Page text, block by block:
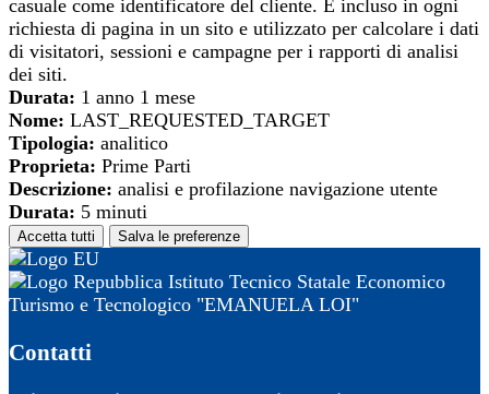
casuale come identificatore del cliente. È incluso in ogni
richiesta di pagina in un sito e utilizzato per calcolare i dati
di visitatori, sessioni e campagne per i rapporti di analisi
dei siti.
Durata: 1 anno 1 mese
Nome: LAST_REQUESTED_TARGET
Tipologia: analitico
Proprieta: Prime Parti
Descrizione: analisi e profilazione navigazione utente
Durata: 5 minuti
Accetta tutti Salva le preferenze
Istituto Tecnico Statale Economico
Turismo e Tecnologico "EMANUELA LOI"
Contatti